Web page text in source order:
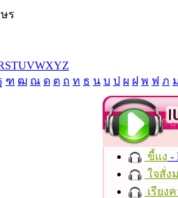
ร
STUVWXYZ
ฑ ฒ ณ ด ต ถ ท ธ น บ ป ผ ฝ พ ฟ ภ
ขี้แง -
ใจสั่ง
เรียง